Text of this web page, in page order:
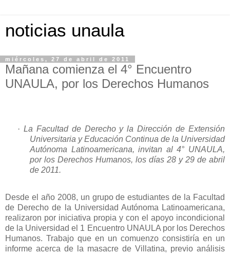
noticias unaula
miércoles, 27 de abril de 2011
Mañana comienza el 4° Encuentro
UNAULA, por los Derechos Humanos
· La Facultad de Derecho y la Dirección de Extensión
Universitaria yEducación Continua de la Universidad
Autónoma Latinoamericana, invitan al 4° UNAULA,
por los Derechos Humanos, los días 28 y 29 de abril
de 2011.
Desde el año 2008, un grupo de estudiantes de la Facultad
de Derecho de la Universidad Autónoma Latinoamericana,
realizaron por iniciativa propia y con el apoyo incondicional
de la Universidad el 1 Encuentro UNAULA por los Derechos
Humanos. Trabajo que en un comuenzo consistiría en un
informe acerca de la masacre de Villatina, previo análisis